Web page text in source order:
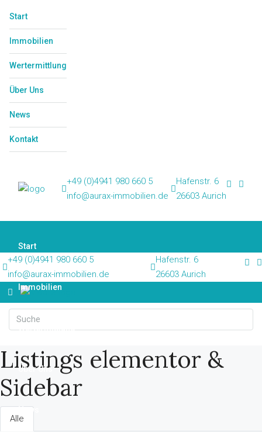
Start
Immobilien
Wertermittlung
Über Uns
News
Kontakt
+49 (0)4941 980 660 5
info@aurax-immobilien.de
Hafenstr. 6
26603 Aurich
Start
Immobilien
Wertermittlung
Über Uns
News
+49 (0)4941 980 660 5
info@aurax-immobilien.de
Hafenstr. 6
26603 Aurich
Listings elementor &
Sidebar
Alle